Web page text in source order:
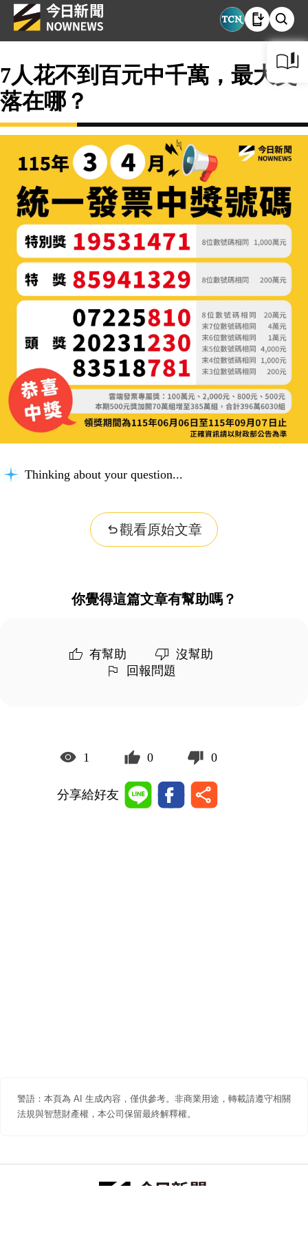
7人花不到百元中千萬，最大獎
落在哪？
Thinking about your question...
觀看原始文章
你覺得這篇文章有幫助嗎？
有幫助
沒幫助
回報問題
1 0 0
分享給好友
警語：本頁為 AI 生成內容，僅供參考。非商業用途，轉載請遵守相關
法規與智慧財產權，本公司保留最終解釋權。